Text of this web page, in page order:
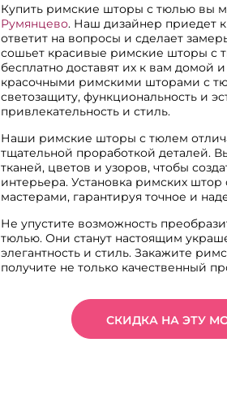
Купить римские шторы с тюлью вы
Румянцево. Наш дизайнер приедет
ответит на вопросы и сделает
сошьет красивые римские шторы с
бесплатно доставят их к вам домой
красочными римскими шторами с
светозащиту, функциональность и
привлекательность и стиль.
Наши римские шторы с тюлем
тщательной проработкой деталей.
тканей, цветов и узоров, чтобы
интерьера. Установка римских
мастерами, гарантируя точное и
Не упустите возможность
тюлью. Они станут настоящим
элегантность и стиль. Закажите
получите не только качественный
СКИДКА НА ЭТУ